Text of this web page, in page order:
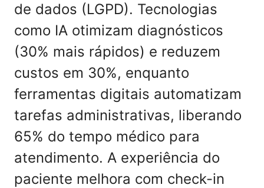
de dados (LGPD). Tecnologias
como IA otimizam diagnósticos
(30% mais rápidos) e reduzem
custos em 30%, enquanto
ferramentas digitais automatizam
tarefas administrativas, liberando
65% do tempo médico para
atendimento. A experiência do
paciente melhora com check-in